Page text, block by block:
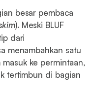
besar pembaca
). Meski BLUF
dari
menambahkan satu
ke permintaan,
tertimbun di bagian